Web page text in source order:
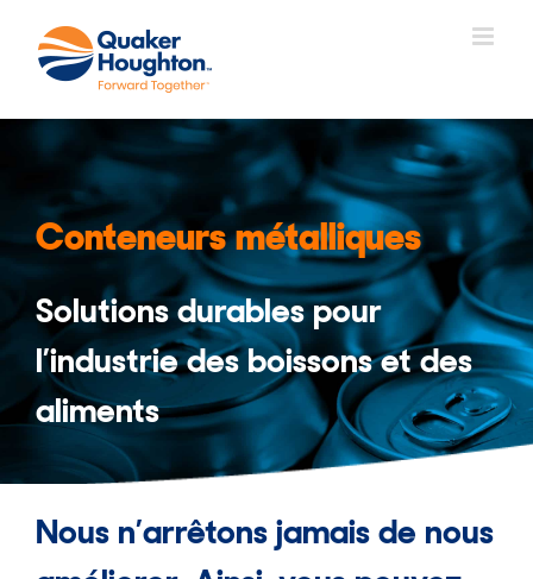
content
Conteneurs métalliques
Solutions durables pour
l’industrie des boissons et des
aliments
Nous n’arrêtons jamais de nous